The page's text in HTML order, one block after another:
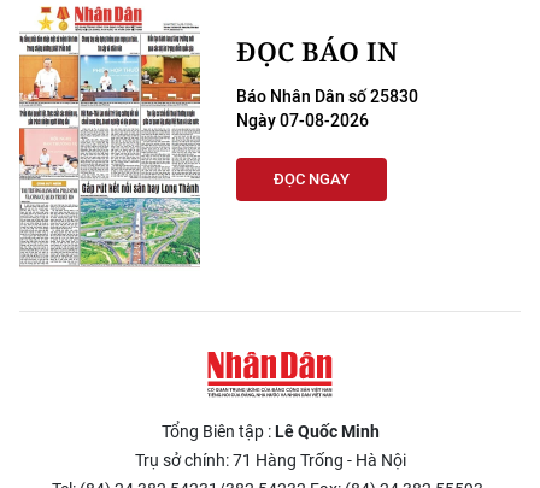
ĐỌC BÁO IN
Báo Nhân Dân số 25830
Ngày 07-08-2026
ĐỌC NGAY
Tổng Biên tập :Lê Quốc Minh
Trụ sở chính: 71 Hàng Trống - Hà Nội